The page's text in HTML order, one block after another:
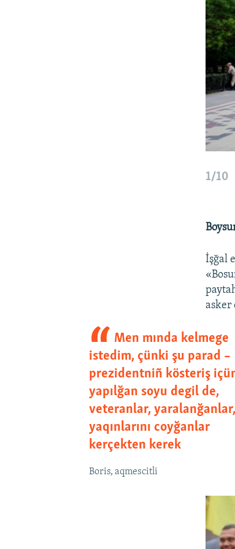
1/10
İşğal
asker
Men mında kelmege
istedim, çünki şu parad –
prezidentniñ kösteriş
yapılğan soyu degil de,
veteranlar, yaralanğanlar,
yaqınlarını coyğanlar
kerçekten kerek
Boris, aqmescitli